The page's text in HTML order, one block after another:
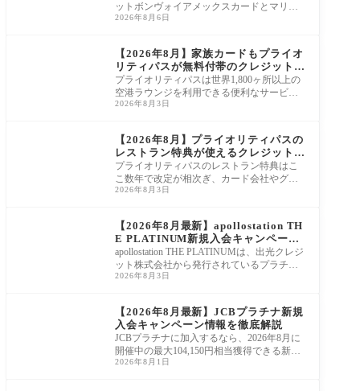
ットボンヴォイアメックスカードとマリオ
ットボンヴォイアメックスプレミアムカー
2026年8月6日
【2026年8月】家族カードもプライオ
リティパスが無料付帯のクレジットカ
ード6選
プライオリティパスは世界1,800ヶ所以上の
空港ラウンジを利用できる便利なサービス
ですが、同伴者料金が1回35米ドル（約5,700
2026年8月3日
【2026年8月】プライオリティパスの
レストラン特典が使えるクレジットカ
ードを徹底比較！
プライオリティパスのレストラン特典はこ
こ数年で改定が相次ぎ、カード会社やグレ
ードによって利用の可否や条件に大きな差
2026年8月3日
【2026年8月最新】apollostation TH
E PLATINUM新規入会キャンペーン
を徹底紹介！
apollostation THE PLATINUMは、出光クレジ
ット株式会社から発行されているプラチナ
カードです。 入会するとガソリンや軽油が
2026年8月3日
【2026年8月最新】JCBプラチナ新規
入会キャンペーン情報を徹底解説
JCBプラチナに加入するなら、2026年8月に
開催中の最大104,150円相当獲得できる新規
入会キャンペーンを活用しましょう。通常2
2026年8月1日